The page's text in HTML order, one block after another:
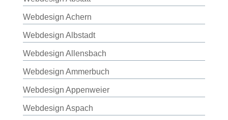
Webdesign Achern
Webdesign Albstadt
Webdesign Allensbach
Webdesign Ammerbuch
Webdesign Appenweier
Webdesign Aspach